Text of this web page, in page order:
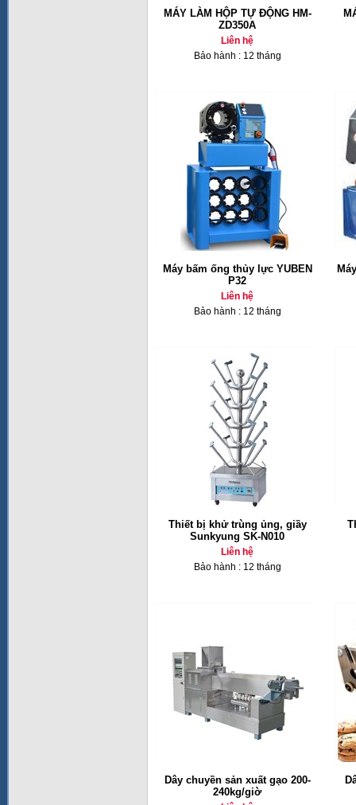
MÁY LÀM HỘP TỰ ĐỘNG HM-
ZD350A
Liên hệ
Bảo hành : 12 tháng
Máy bấm ống thủy lực YUBEN
P32
Liên hệ
Bảo hành : 12 tháng
Thiết bị khử trùng ủng, giầy
Sunkyung SK-N010
Liên hệ
Bảo hành : 12 tháng
Dây chuyền sản xuất gạo 200-
240kg/giờ